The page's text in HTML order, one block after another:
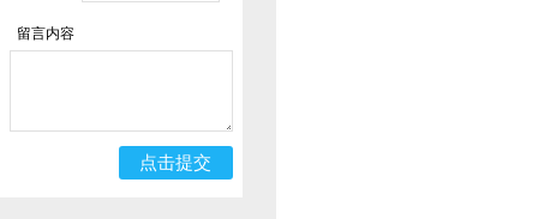
留言内容